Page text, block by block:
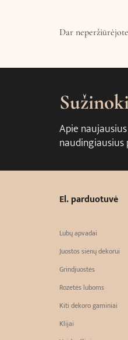
Dar
Apie
El. parduotuvė
Lubų apvadai
Juostos sienų dekorui
Grindjuostės
Rozetės luboms
Kiti dekoro gaminiai
Klijai